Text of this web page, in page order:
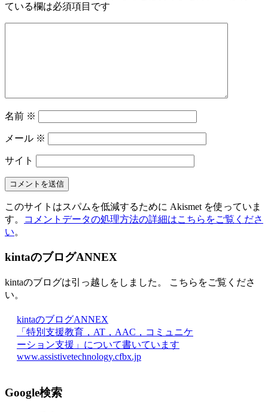
ている欄は必須項目です
名前 ※
メール ※
サイト
このサイトはスパムを低減するために Akismet を使っていま
す。
コメントデータの処理方法の詳細はこちらをご覧くださ
い。
kintaのブログANNEX
kintaのブログは引っ越しをしました。 こちらをご覧くださ
い。
kintaのブログANNEX
「特別支援教育，AT，AAC，コミュニケ
ーション支援」について書いています
www.assistivetechnology.cfbx.jp
Google検索